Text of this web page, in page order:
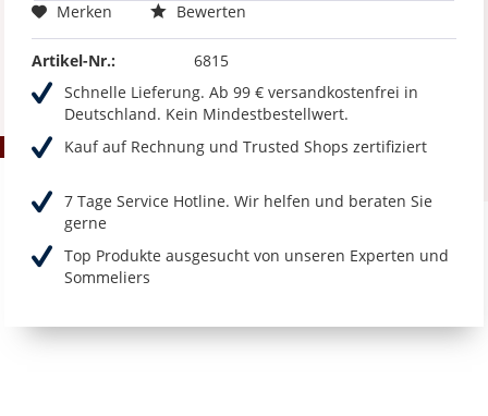
Merken Bewerten
Artikel-Nr.:
6815
Schnelle Lieferung. Ab 99 € versandkostenfrei in
Deutschland. Kein Mindestbestellwert.
Kauf auf Rechnung und Trusted Shops zertifiziert
7 Tage Service Hotline. Wir helfen und beraten Sie
gerne
Top Produkte ausgesucht von unseren Experten und
Sommeliers